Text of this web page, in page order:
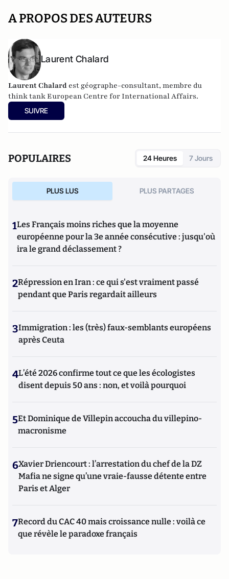
A PROPOS DES AUTEURS
Laurent Chalard
Laurent Chalard est géographe-consultant, membre du
think tankEuropean Centre for International Affairs.
SUIVRE
POPULAIRES 24 Heures 7 Jours
PLUS LUS PLUS PARTAGES
1Les Français moins riches que la moyenne
européenne pour la 3e année consécutive : jusqu'où
ira le grand déclassement ?
2Répression en Iran : ce qui s'est vraiment passé
pendant que Paris regardait ailleurs
3Immigration : les (très) faux-semblants européens
après Ceuta
4L’été 2026 confirme tout ce que les écologistes
disent depuis 50 ans : non, et voilà pourquoi
5Et Dominique de Villepin accoucha du villepino-
macronisme
6Xavier Driencourt : l’arrestation du chef de la DZ
Mafia ne signe qu’une vraie-fausse détente entre
Paris et Alger
7Record du CAC 40 mais croissance nulle : voilà ce
que révèle le paradoxe français